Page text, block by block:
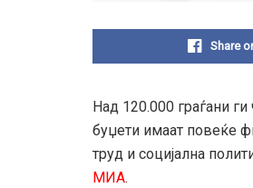
Share
Над 120.000 граѓани
буџети имаат повеќе
труд и социјална
МИА.